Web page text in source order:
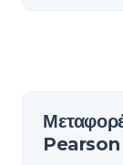
Pearson